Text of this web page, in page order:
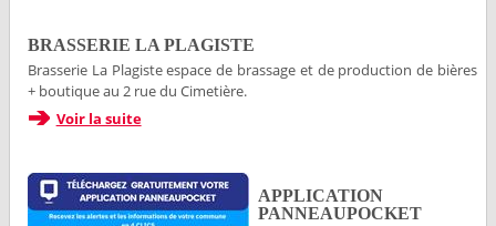
BRASSERIE LA PLAGISTE
Brasserie La Plagiste espace de brassage et de production de bières
+ boutique au 2 rue du Cimetière.
Voir la suite
APPLICATION
PANNEAUPOCKET